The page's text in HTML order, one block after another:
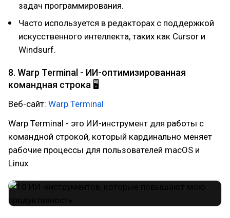
задач программирования.
Часто используется в редакторах с поддержкой
искусственного интеллекта, таких как Cursor и
Windsurf.
8. Warp Terminal - ИИ-оптимизированная
командная строка 🖥
Веб-сайт: Warp Terminal
Warp Terminal - это ИИ-инструмент для работы с
командной строкой, который кардинально меняет
рабочие процессы для пользователей macOS и
Linux.